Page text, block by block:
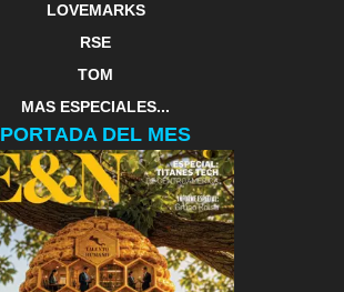
LOVEMARKS
RSE
TOM
MAS ESPECIALES...
PORTADA DEL MES